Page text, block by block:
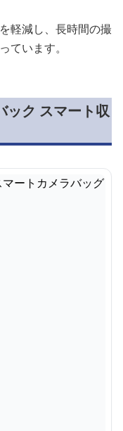
軽減し、長時間の撮
ています。
ック スマート収